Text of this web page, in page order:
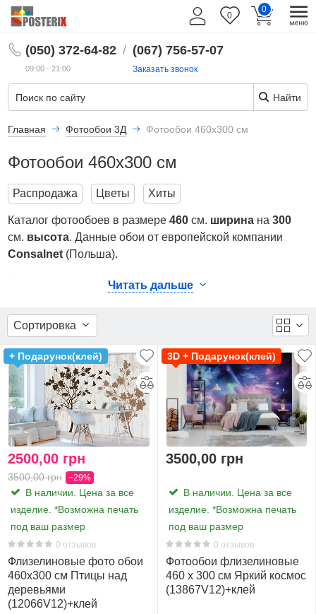
0
0
(050) 372-64-82
09:00 - 21:00
/ (067) 756-57-07
Заказать звонок
Найти
RU
Главная Фотообои 3Д Фотообои 460х300 см
Фотообои 460х300 см
Распродажа Цветы Хиты
Каталог фотообоев в размере460 см. ширина на300
см. высота. Данные обои от европейской компании
Consalnet (Польша).
Коллекция печатается на двух, экологически чистых и
безопасных для окружающих, материалах. Плотная
бумага (BlueBack
Влагостойкий флизелин (
повышенным уровнем влажности.Площадьданного
размера -13,8 м2. Обои из 5 частейпо 92 см. в ширину.
Читать дальше
Сортировка
+ Подарунок(клей)
2500,00 грн
3500,00 грн −29%
В наличии. Цена за все
изделие. *Возможна печать
под ваш размер
0 отзывов
Флизелиновые фото обои
460x300 см Птицы над
деревьями
(12066V12)+клей
3D + Подарунок(клей)
3500,00 грн
В наличии. Цена за все
изделие. *Возможна печать
под ваш размер
0 отзывов
Фотообои флизелиновые
460 x 300 см Яркий космос
(13867V12)+клей